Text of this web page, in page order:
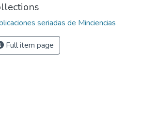
seriadas de Minciencias
Full item page